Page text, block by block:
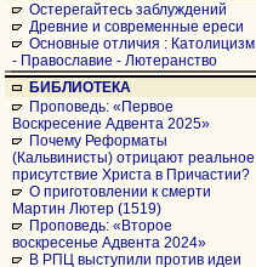
Остерегайтесь заблуждений
Древние и современные ереси
Основные отличия : Католицизм
- Православие - Лютеранство
БИБЛИОТЕКА
Проповедь: «Первое
Воскресение Адвента 2025»
Почему Реформаты
(Кальвинисты) отрицают реальное
присутствие Христа в Причастии?
О приготовлении к смерти
Мартин Лютер (1519)
Проповедь: «Второе
воскресенье Адвента 2024»
В РПЦ выступили против идеи